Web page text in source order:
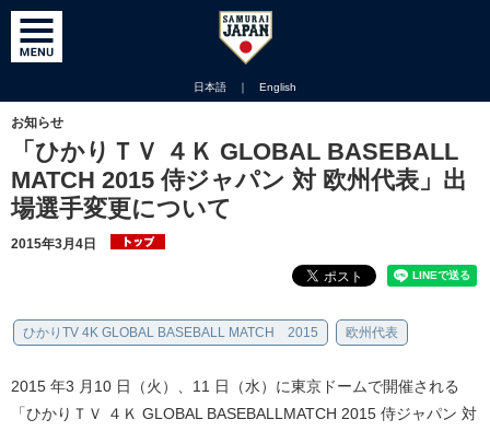
日本語 ｜ English
お知らせ
「ひかりＴＶ ４Ｋ GLOBAL BASEBALL
MATCH 2015 侍ジャパン 対 欧州代表」出
場選手変更について
2015年3月4日
ひかりTV 4K GLOBAL BASEBALL MATCH 2015 欧州代表
2015 年3 月10 日（火）、11 日（水）に東京ドームで開催される
「ひかりＴＶ ４Ｋ GLOBAL BASEBALLMATCH 2015 侍ジャパン 対